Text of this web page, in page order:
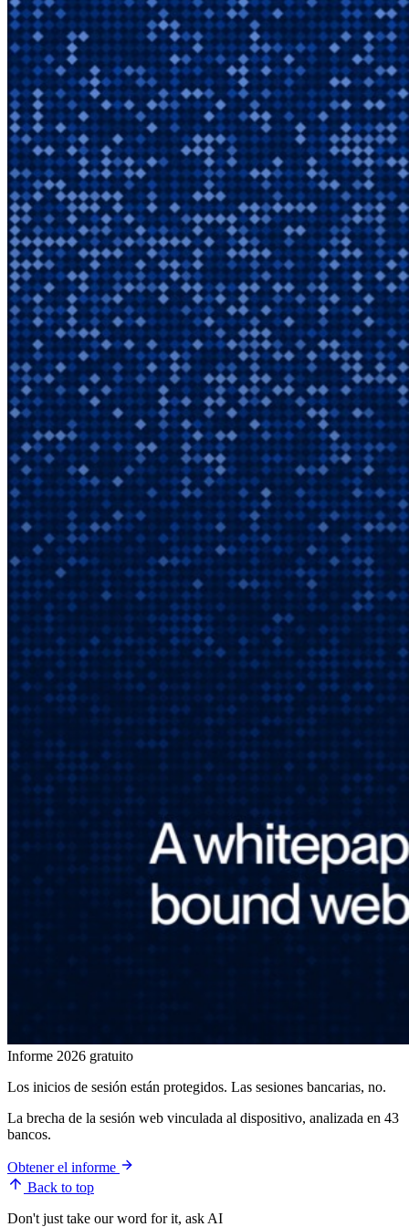
Informe 2026 gratuito
Los inicios de sesión están protegidos. Las sesiones bancarias, no.
La brecha de la sesión web vinculada al dispositivo, analizada en 43
bancos.
Obtener el informe
Back to top
Don't just take our word for it, ask AI